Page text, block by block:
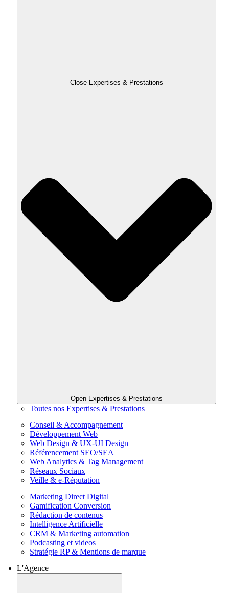
Close Expertises & Prestations
Open Expertises & Prestations
Toutes nos Expertises & Prestations
Conseil & Accompagnement
Développement Web
Web Design & UX-UI Design
Référencement SEO/SEA
Web Analytics & Tag Management
Réseaux Sociaux
Veille & e-Réputation
Marketing Direct Digital
Gamification Conversion
Rédaction de contenus
Intelligence Artificielle
CRM & Marketing automation
Podcasting et videos
Stratégie RP & Mentions de marque
L'Agence